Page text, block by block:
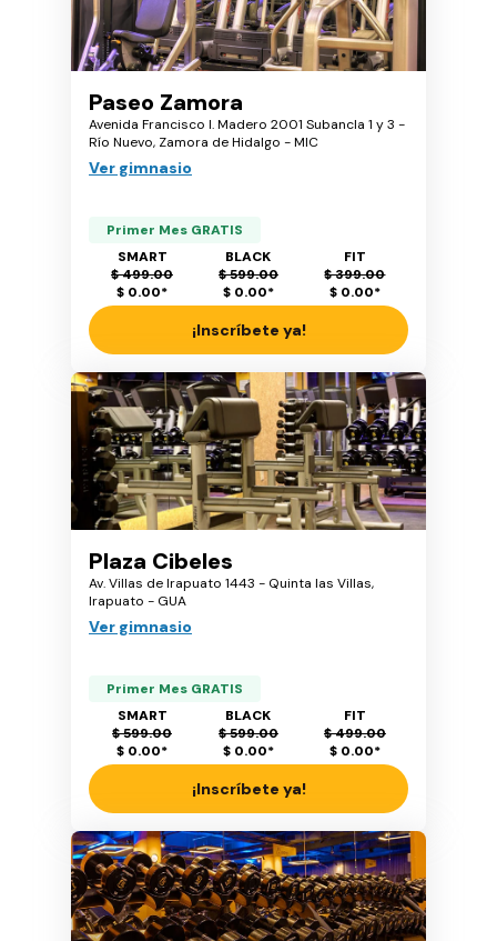
Paseo Zamora
Avenida Francisco I. Madero 2001 Subancla 1 y 3 -
Río Nuevo, Zamora de Hidalgo - MIC
Ver gimnasio
Primer Mes GRATIS
SMART
$ 499.00
$ 0.00*
BLACK
$ 599.00
$ 0.00*
FIT
$ 399.00
$ 0.00*
¡Inscríbete ya!
Plaza Cibeles
Av. Villas de Irapuato 1443 - Quinta las Villas,
Irapuato - GUA
Ver gimnasio
Primer Mes GRATIS
SMART
$ 599.00
$ 0.00*
BLACK
$ 599.00
$ 0.00*
FIT
$ 499.00
$ 0.00*
¡Inscríbete ya!